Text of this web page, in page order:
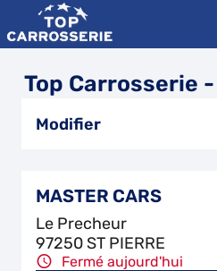
Top Carrosserie -
Modifier
MASTER CARS
Le Precheur
97250 ST PIERRE
Fermé aujourd'hui